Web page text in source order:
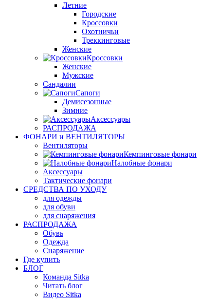
Летние
Городские
Кроссовки
Охотничьи
Треккинговые
Женские
Кроссовки
Женские
Мужские
Сандалии
Сапоги
Демисезонные
Зимние
Аксессуары
РАСПРОДАЖА
ФОНАРИ и ВЕНТИЛЯТОРЫ
Вентиляторы
Кемпинговые фонари
Налобные фонари
Аксессуары
Тактические фонари
СРЕДСТВА ПО УХОДУ
для одежды
для обуви
для снаряжения
РАСПРОДАЖА
Обувь
Одежда
Снаряжение
Где купить
БЛОГ
Команда Sitka
Читать блог
Видео Sitka